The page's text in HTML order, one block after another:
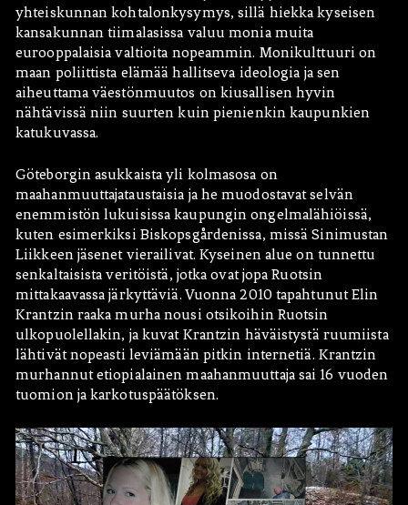
yhteiskunnan kohtalonkysymys, sillä hiekka kyseisen
kansakunnan tiimalasissa valuu monia muita
eurooppalaisia valtioita nopeammin. Monikulttuuri on
maan poliittista elämää hallitseva ideologia ja sen
aiheuttama väestönmuutos on kiusallisen hyvin
nähtävissä niin suurten kuin pienienkin kaupunkien
katukuvassa.
Göteborgin asukkaista yli kolmasosa on
maahanmuuttajataustaisia ja he muodostavat selvän
enemmistön lukuisissa kaupungin ongelmalähiöissä,
kuten esimerkiksi Biskopsgårdenissa, missä Sinimustan
Liikkeen jäsenet vierailivat. Kyseinen alue on tunnettu
senkaltaisista veritöistä, jotka ovat jopa Ruotsin
mittakaavassa järkyttäviä. Vuonna 2010 tapahtunut Elin
Krantzin raaka murha nousi otsikoihin Ruotsin
ulkopuolellakin, ja kuvat Krantzin häväistystä ruumiista
lähtivät nopeasti leviämään pitkin internetiä. Krantzin
murhannut etiopialainen maahanmuuttaja sai 16 vuoden
tuomion ja karkotuspäätöksen.